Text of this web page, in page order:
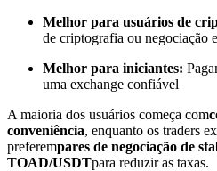
Informação
Melhor para usuários de
de criptografia ou negociação
Melhor para iniciantes:
uma exchange confiável
A maioria dos usuários começa com
conveniência, enquanto os traders
preferempares de negociação de
TOAD/USDTpara reduzir as taxas.